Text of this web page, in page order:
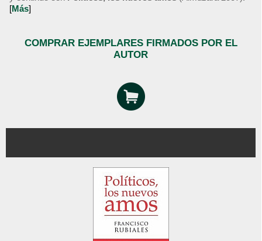
[Más]
COMPRAR EJEMPLARES FIRMADOS POR EL
AUTOR